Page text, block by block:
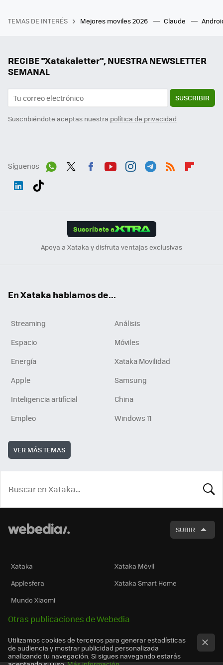
TEMAS DE INTERÉS Mejores moviles 2026 Claude
RECIBE "Xatakaletter", NUESTRA NEWSLETTER
SEMANAL
SUSCRIBIR
Suscribiéndote aceptas nuestra política de privacidad
Síguenos
Suscríbete a
Apoya a Xataka y disfruta ventajas exclusivas
En Xataka hablamos de...
Streaming
Análisis
Espacio
Móviles
Energía
Xataka Movilidad
Apple
Samsung
Inteligencia artificial
China
Empleo
Windows 11
VER MÁS TEMAS
SUBIR
Xataka
Xataka Móvil
Applesfera
Xataka Smart Home
Mundo Xiaomi
Otras publicaciones de Webedia
Utilizamos cookies de terceros para generar estadísticas
de audiencia y mostrar publicidad personalizada
analizando tu navegación. Si sigues navegando estarás